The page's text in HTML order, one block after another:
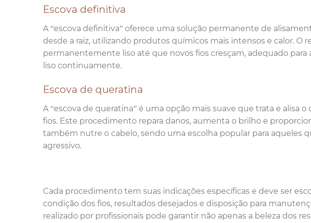
Escova definitiva
A “escova definitiva” oferece uma solução permanente de
desde a raiz, utilizando produtos químicos mais intensos e calor. O
permanentemente liso até que novos fios cresçam, adequado
liso continuamente.
Escova de queratina
A “escova de queratina” é uma opção mais suave que trata e alisa
fios. Este procedimento repara danos, aumenta o brilho e
também nutre o cabelo, sendo uma escolha popular para aqueles
agressivo.
Cada procedimento tem suas indicações específicas e deve ser
condição dos fios, resultados desejados e disposição para
realizado por profissionais pode garantir não apenas a beleza dos